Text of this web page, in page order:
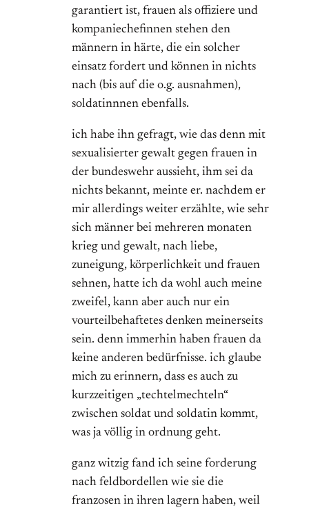
garantiert ist, frauen als offiziere und
kompaniechefinnen stehen den
männern in härte, die ein solcher
einsatz fordert und können in nichts
nach (bis auf die o.g. ausnahmen),
soldatinnnen ebenfalls.
ich habe ihn gefragt, wie das denn mit
sexualisierter gewalt gegen frauen in
der bundeswehr aussieht, ihm sei da
nichts bekannt, meinte er. nachdem er
mir allerdings weiter erzählte, wie sehr
sich männer bei mehreren monaten
krieg und gewalt, nach liebe,
zuneigung, körperlichkeit und frauen
sehnen, hatte ich da wohl auch meine
zweifel, kann aber auch nur ein
vourteilbehaftetes denken meinerseits
sein. denn immerhin haben frauen da
keine anderen bedürfnisse. ich glaube
mich zu erinnern, dass es auch zu
kurzzeitigen „techtelmechteln“
zwischen soldat und soldatin kommt,
was ja völlig in ordnung geht.
ganz witzig fand ich seine forderung
nach feldbordellen wie sie die
franzosen in ihren lagern haben, weil